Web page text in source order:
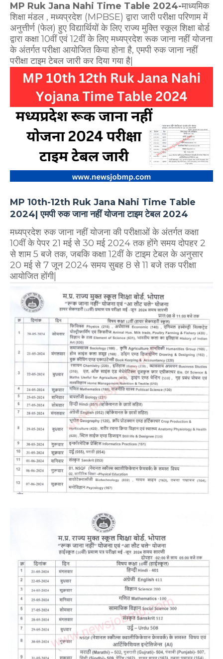
MP Ruk Jana Nahi Time Table 2024-माध्यमिक
शिक्षा मंडल , मध्यप्रदेश (MPBSE) द्वारा जारी परीक्षा परिणाम में
अनुत्तीर्ण (फेल) हुए विद्यार्थियों के लिए राज्य मुक्ति स्कूल शिक्षा बोर्ड
द्वारा कक्षा 10वीं एवं 12वीं के लिए मध्यप्रदेश रूक जाना नहीं योजना
के अंतर्गत परीक्षा आयोजित किया होना है, एमपी रुक जाना नहीं
परीक्षा टाइम टेबल जारी कर दिया गया है|
MP 10th-12th Ruk Jana Nahi Time Table
2024| एमपी रुक जाना नहीं योजना टाइम टेबल 2024
मध्यप्रदेश रुक जाना नहीं योजना की परीक्षाओं के अंतर्गत कक्षा
10वीं के पेपर 21 मई से 30 मई 2024 तक होंगे समय दोपहर 2
से शाम 5 बजे तक, जबकि कक्षा 12वीं के टाइम टेबल के अनुसार
20 मई से 7 जून 2024 समय सुबह 8 से 11 बजे तक परीक्षा
आयोजित होंगी|